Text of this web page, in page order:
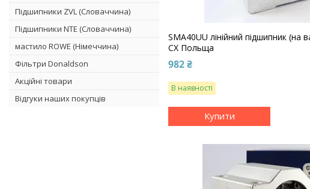
Підшипники ZVL (Словаччина)
Підшипники NTE (Словаччина)
мастило ROWE (Німеччина)
Фільтри Donaldson
Акційні товари
Відгуки наших покупців
SMA40UU лінійний підшипник
CX Польща
982 ₴
В наявності
Купити